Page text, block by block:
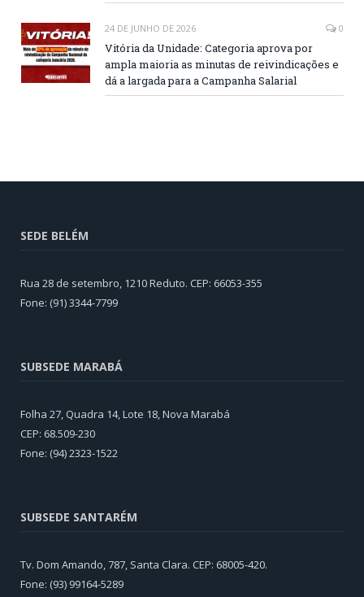
24 DE JUNHO DE 2026 0
Vitória da Unidade: Categoria aprova por
ampla maioria as minutas de reivindicações e
dá a largada para a Campanha Salarial
SEDE BELÉM
Rua 28 de setembro, 1210 Reduto. CEP: 66053-355
Fone: (91) 3344-7799
SUBSEDE MARABÁ
Folha 27, Quadra 14, Lote 18, Nova Marabá
CEP: 68.509-230
Fone: (94) 2323-1522
SUBSEDE SANTARÉM
Tv. Dom Amando, 787, Santa Clara. CEP: 68005-420.
Fone: (93) 99164-5289